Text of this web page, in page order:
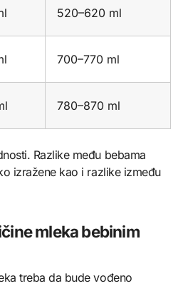
520–620 ml
700–770 ml
780–870 ml
Razlike među bebama
izražene kao i razlike između
mleka bebinim
treba da bude vođeno